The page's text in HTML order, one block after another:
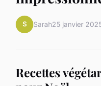
S Sarah25 janvier
Recettes